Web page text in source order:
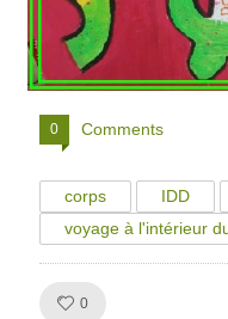
0 Comments
corps IDD
voyage à l'intérieur
0